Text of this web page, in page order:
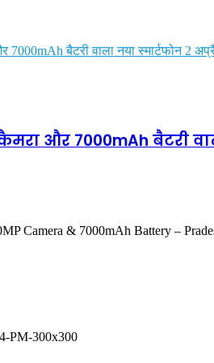
बैटरी वाला नया स्मार्टफोन 2
और 7000mAh बैटरी
Camera & 7000mAh Battery –